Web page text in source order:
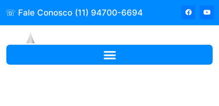
☏ Fale Conosco (11) 94700-6694